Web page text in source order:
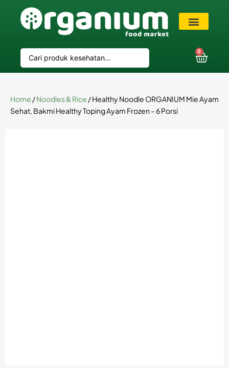
0
Home /Noodles & Rice / Healthy Noodle ORGANIUM Mie Ayam
Sehat, Bakmi Healthy Toping Ayam Frozen – 6 Porsi